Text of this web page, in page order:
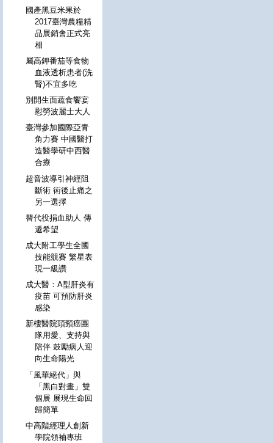
國產黑豆米果於
2017臺灣農糧精
品展銷會正式亮
相
屬高鉀番茄等食物
血液透析患者(洗
腎)不宜多吃
別開生面蔬食饗宴
慰勞波麗士大人
臺灣參加國際亞青
角力賽 中國醫打
造醫學研中西醫
合療
超音波導引神經阻
斷術 術後止痛之
另一選擇
替代役捐血助人 傳
遞希望
成大附工學生全國
技能競賽 繁星表
現一級讚
成大醫：A型肝炎有
疫苗 可預防肝炎
感染
新樓醫院頭頸癌團
隊用愛、支持與
陪伴 鼓勵病人迎
向生命陽光
「風華絕代」與
「黑白對畫」雙
個展 展現生命回
歸簡單
中高階經理人創新
學院領袖專班